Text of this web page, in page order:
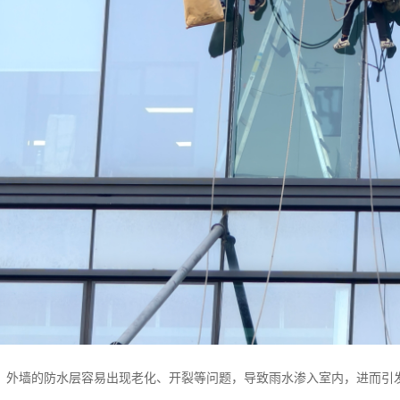
外墙的防水层容易出现老化、开裂等问题，导致雨水渗入室内，进而